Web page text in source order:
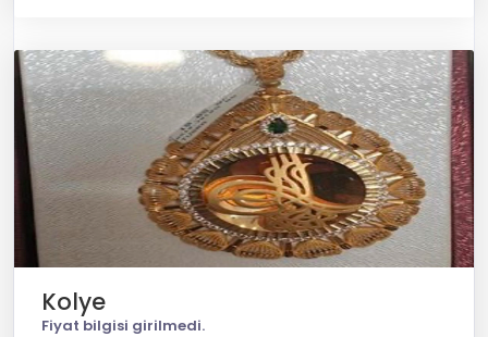
Kolye
Fiyat bilgisi girilmedi.